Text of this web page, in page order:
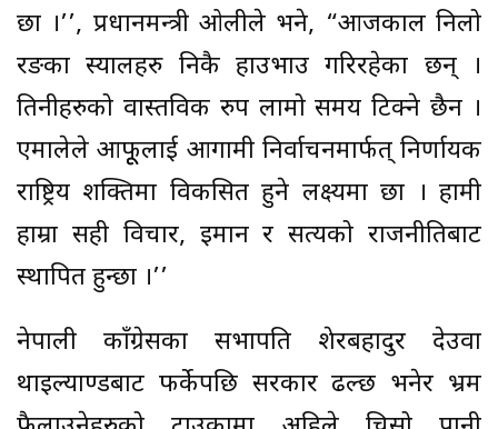
छौँ ।’’, प्रधानमन्त्री ओलीले भने, “आजकाल निलो
रङका स्यालहरु निकै हाउभाउ गरिरहेका छन् ।
तिनीहरुको वास्तविक रुप लामो समय टिक्ने छैन ।
एमालेले आफूूलाई आगामी निर्वाचनमार्फत् निर्णायक
राष्ट्रिय शक्तिमा विकसित हुने लक्ष्यमा छौँ । हामी
हाम्रा सही विचार, इमान र सत्यको राजनीतिबाट
स्थापित हुन्छौँ ।’’
नेपाली काँग्रेसका सभापति शेरबहादुर देउवा
थाइल्याण्डबाट फर्केपछि सरकार ढल्छ भनेर भ्रम